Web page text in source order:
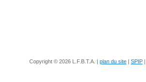
Copyright © 2026 L.F.B.T.A. | plan du site | SPIP |